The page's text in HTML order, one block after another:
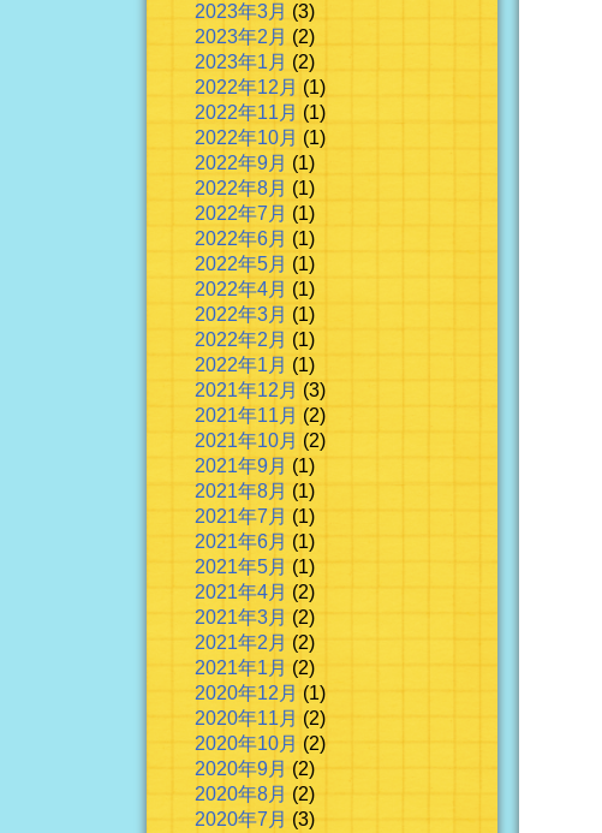
2023年3月 (3)
2023年2月 (2)
2023年1月 (2)
2022年12月 (1)
2022年11月 (1)
2022年10月 (1)
2022年9月 (1)
2022年8月 (1)
2022年7月 (1)
2022年6月 (1)
2022年5月 (1)
2022年4月 (1)
2022年3月 (1)
2022年2月 (1)
2022年1月 (1)
2021年12月 (3)
2021年11月 (2)
2021年10月 (2)
2021年9月 (1)
2021年8月 (1)
2021年7月 (1)
2021年6月 (1)
2021年5月 (1)
2021年4月 (2)
2021年3月 (2)
2021年2月 (2)
2021年1月 (2)
2020年12月 (1)
2020年11月 (2)
2020年10月 (2)
2020年9月 (2)
2020年8月 (2)
2020年7月 (3)